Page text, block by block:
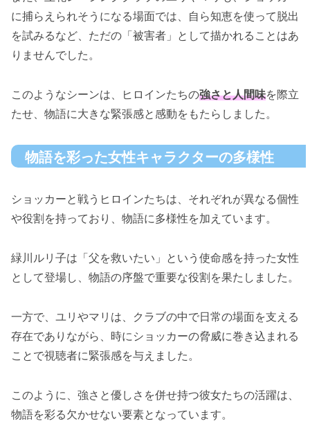
に捕らえられそうになる場面では、自ら知恵を使って脱出
を試みるなど、ただの「被害者」として描かれることはあ
りませんでした。
このようなシーンは、ヒロインたちの強さと人間味を際立
たせ、物語に大きな緊張感と感動をもたらしました。
物語を彩った女性キャラクターの多様性
ショッカーと戦うヒロインたちは、それぞれが異なる個性
や役割を持っており、物語に多様性を加えています。
緑川ルリ子は「父を救いたい」という使命感を持った女性
として登場し、物語の序盤で重要な役割を果たしました。
一方で、ユリやマリは、クラブの中で日常の場面を支える
存在でありながら、時にショッカーの脅威に巻き込まれる
ことで視聴者に緊張感を与えました。
このように、強さと優しさを併せ持つ彼女たちの活躍は、
物語を彩る欠かせない要素となっています。